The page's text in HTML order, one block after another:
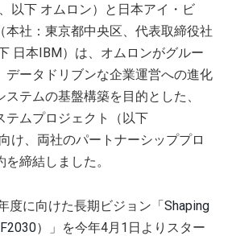
以下 オムロン）と日本アイ・ビ
本社：東京都中央区、代表取締役社
日本IBM）は、オムロンがグルー
データドリブンな企業運営への進化
テムの基盤構築を目的とした、
テムプロジェクト（以下
け、両社のパートナーシッププロ
締結しました。
度に向けた長期ビジョン「Shaping
）
」を今年4月1日よりスター